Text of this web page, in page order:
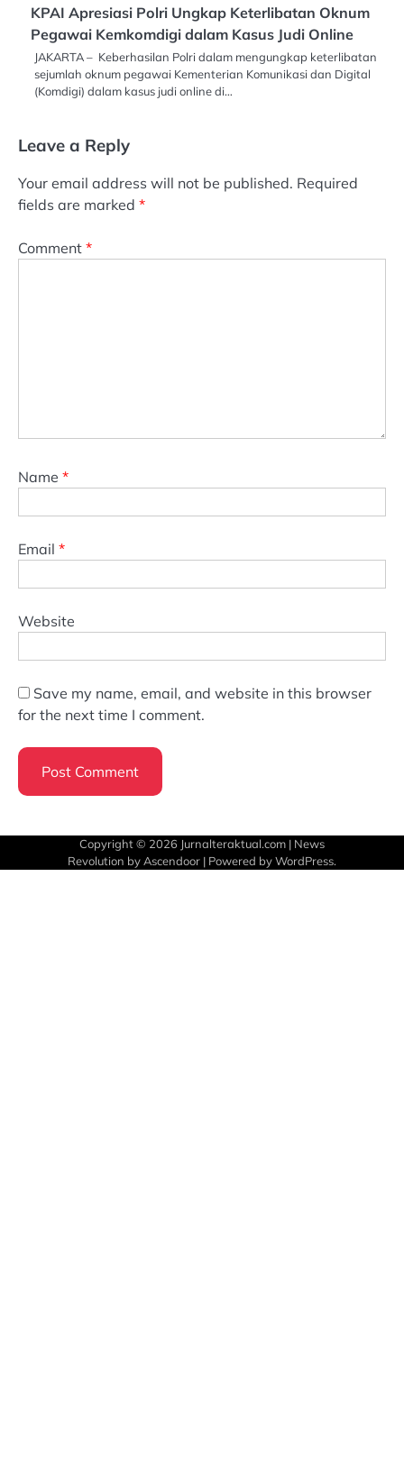
KPAI Apresiasi Polri Ungkap Keterlibatan Oknum
Pegawai Kemkomdigi dalam Kasus Judi Online
JAKARTA – Keberhasilan Polri dalam mengungkap keterlibatan
sejumlah oknum pegawai Kementerian Komunikasi dan Digital
(Komdigi) dalam kasus judi online di…
Leave a Reply
Your email address will not be published. Required
fields are marked *
Comment *
Name *
Email *
Website
Save my name, email, and website in this browser
for the next time I comment.
Copyright © 2026 Jurnalteraktual.com | News
Revolution byAscendoor | Powered byWordPress.